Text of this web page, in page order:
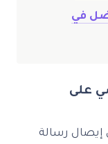
في
على
إيصال رسالة